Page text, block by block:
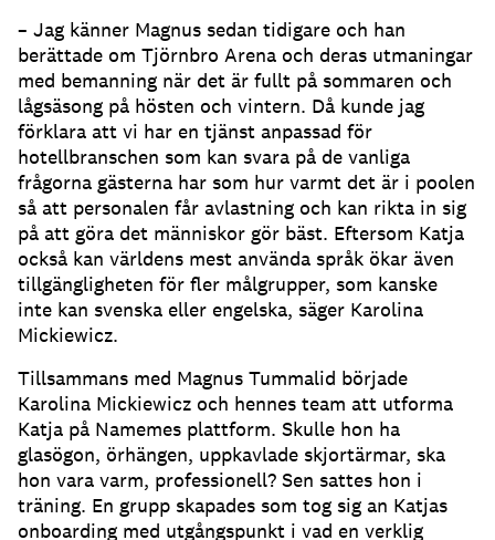
– Jag känner Magnus sedan tidigare och han
berättade om Tjörnbro Arena och deras utmaningar
med bemanning när det är fullt på sommaren och
lågsäsong på hösten och vintern. Då kunde jag
förklara att vi har en tjänst anpassad för
hotellbranschen som kan svara på de vanliga
frågorna gästerna har som hur varmt det är i poolen
så att personalen får avlastning och kan rikta in sig
på att göra det människor gör bäst. Eftersom Katja
också kan världens mest använda språk ökar även
tillgängligheten för fler målgrupper, som kanske
inte kan svenska eller engelska, säger Karolina
Mickiewicz.
Tillsammans med Magnus Tummalid började
Karolina Mickiewicz och hennes team att utforma
Katja på Namemes plattform. Skulle hon ha
glasögon, örhängen, uppkavlade skjortärmar, ska
hon vara varm, professionell? Sen sattes hon i
träning. En grupp skapades som tog sig an Katjas
onboarding med utgångspunkt i vad en verklig